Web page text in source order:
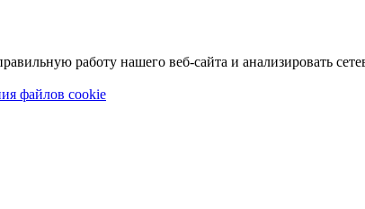
работу нашего веб-сайта и анализировать
файлов cookie